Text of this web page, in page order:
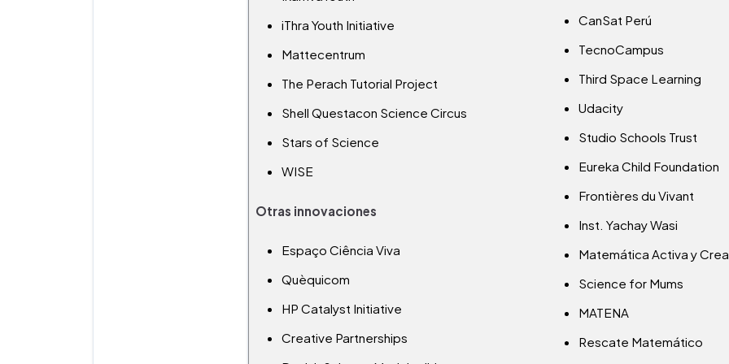
iThra Youth Initiative
Mattecentrum
The Perach Tutorial Project
Shell Questacon Science Circus
Stars of Science
WISE
Otras innovaciones
Espaço Ciência Viva
Quèquicom
HP Catalyst Initiative
Creative Partnerships
CanSat Perú
TecnoCampus
Third Space Learning
Udacity
Studio Schools Trust
Eureka Child Foundation
Frontières du Vivant
Inst. Yachay Wasi
Matemática Activa y
Science for Mums
MATENA
Rescate Matemático